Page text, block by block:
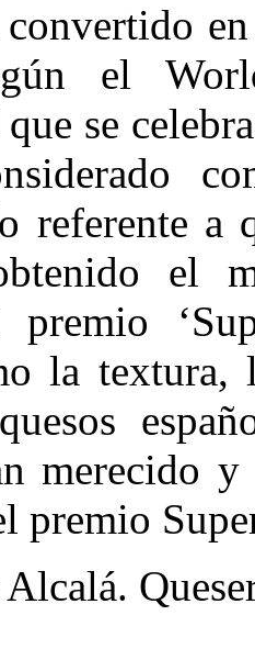
convertido
el
se
referente a
el
premio
la
merecido
premio